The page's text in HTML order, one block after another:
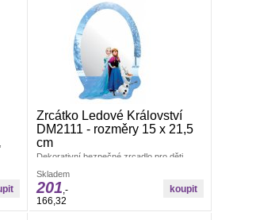
Zrcátko Ledové Království
DM2111 - rozměry 15 x 21,5
cm
Dekorativní bezpečné zrcadlo pro děti,
pokojíčku. Vyrobeno z akrylátového skla.
Rozměry: 15x21,5 cm.
Skladem
201,-
166,32